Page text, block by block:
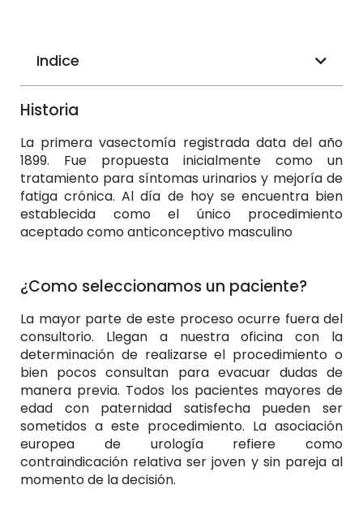
Indice
Historia
La primera vasectomía registrada data del año
1899. Fue propuesta inicialmente como un
tratamiento para síntomas urinarios y mejoría de
fatiga crónica. Al día de hoy se encuentra bien
establecida como el único procedimiento
aceptado como anticonceptivo masculino
¿Como seleccionamos un paciente?
La mayor parte de este proceso ocurre fuera del
consultorio. Llegan a nuestra oficina con la
determinación de realizarse el procedimiento o
bien pocos consultan para evacuar dudas de
manera previa. Todos los pacientes mayores de
edad con paternidad satisfecha pueden ser
sometidos a este procedimiento. La asociación
europea de urología refiere como
contraindicación relativa ser joven y sin pareja al
momento de la decisión.